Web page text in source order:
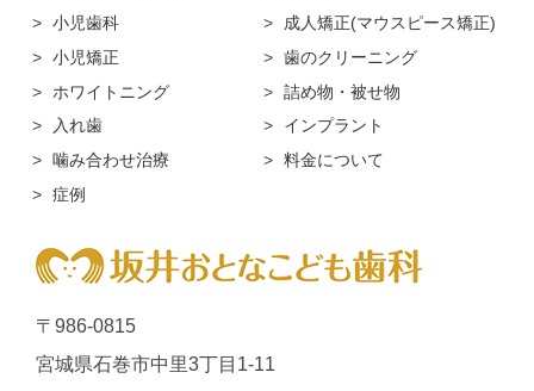
小児歯科
成人矯正(マウスピース矯正)
小児矯正
歯のクリーニング
ホワイトニング
詰め物・被せ物
入れ歯
インプラント
噛み合わせ治療
料金について
症例
〒986-0815
宮城県石巻市中里3丁目1-11